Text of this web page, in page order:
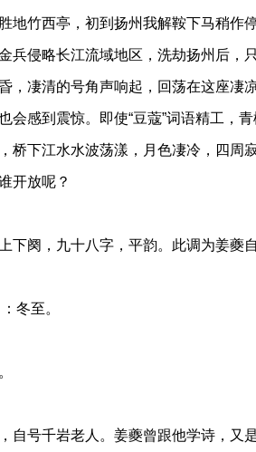
地竹西亭，初到扬州我解鞍下马稍作
兵侵略长江流域地区，洗劫扬州后，
，凄清的号角声响起，回荡在这座凄
感到震惊。即使“豆蔻”词语精工，
桥下江水水波荡漾，月色凄冷，四周
开放呢？
阕，九十八字，平韵。此调为姜夔
冬至。
号千岩老人。姜夔曾跟他学诗，又